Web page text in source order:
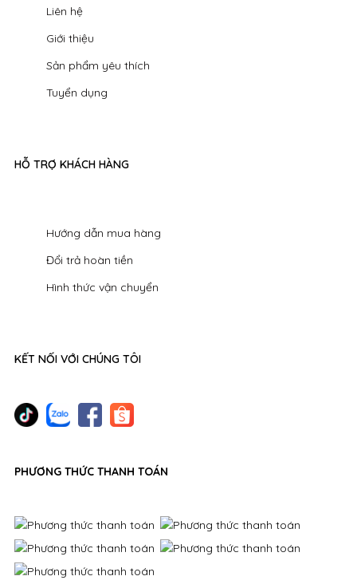
Liên hệ
Giới thiệu
Sản phẩm yêu thích
Tuyển dụng
HỖ TRỢ KHÁCH HÀNG
Hướng dẫn mua hàng
Đổi trả hoàn tiền
Hình thức vận chuyển
KẾT NỐI VỚI CHÚNG TÔI
PHƯƠNG THỨC THANH TOÁN